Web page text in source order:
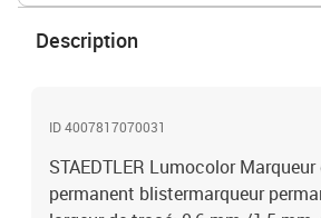
Description
ID 4007817070031
STAEDTLER Lumocolor
permanent blistermarqueur